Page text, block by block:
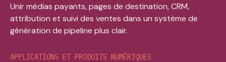
Unir médias payants, pages de destination, CRM,
attribution et suivi des ventes dans un système de
génération de pipeline plus clair.
APPLICATIONS ET PRODUITS NUMÉRIQUES